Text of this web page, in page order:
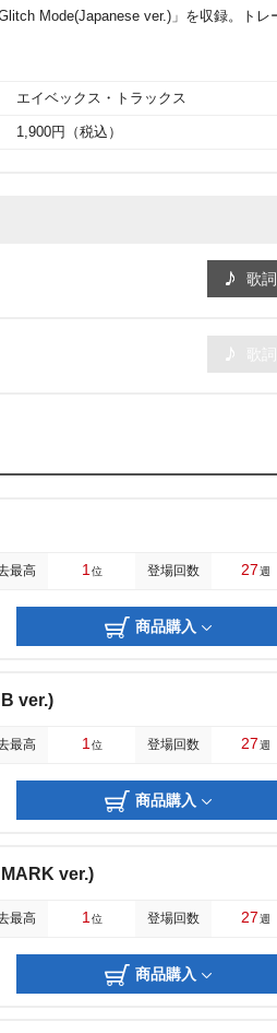
Mode(Japanese ver.)」を収録。トレ
エイベックス・トラックス
1,900円（税込）
歌詞
最高 1 位 登場回数 27週
商品購入
ver.)
最高 1 位 登場回数 27週
商品購入
ver.)
最高 1 位 登場回数 27週
商品購入